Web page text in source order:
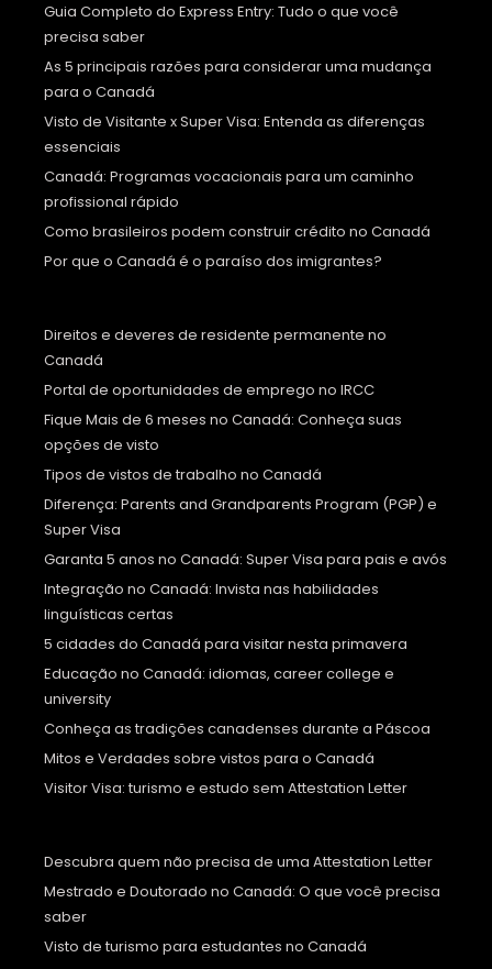
Guia Completo do Express Entry: Tudo o que você
precisa saber
As 5 principais razões para considerar uma mudança
para o Canadá
Visto de Visitante x Super Visa: Entenda as diferenças
essenciais
Canadá: Programas vocacionais para um caminho
profissional rápido
Como brasileiros podem construir crédito no Canadá
Por que o Canadá é o paraíso dos imigrantes?
Direitos e deveres de residente permanente no
Canadá
Portal de oportunidades de emprego no IRCC
Fique Mais de 6 meses no Canadá: Conheça suas
opções de visto
Tipos de vistos de trabalho no Canadá
Diferença: Parents and Grandparents Program (PGP) e
Super Visa
Garanta 5 anos no Canadá: Super Visa para pais e avós
Integração no Canadá: Invista nas habilidades
linguísticas certas
5 cidades do Canadá para visitar nesta primavera
Educação no Canadá: idiomas, career college e
university
Conheça as tradições canadenses durante a Páscoa
Mitos e Verdades sobre vistos para o Canadá
Visitor Visa: turismo e estudo sem Attestation Letter
Descubra quem não precisa de uma Attestation Letter
Mestrado e Doutorado no Canadá: O que você precisa
saber
Visto de turismo para estudantes no Canadá